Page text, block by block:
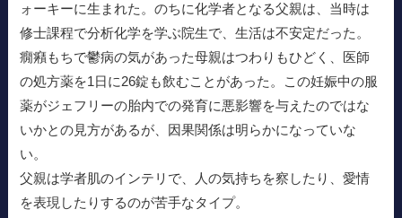
ォーキーに生まれた。のちに化学者となる父親は、当時は
修士課程で分析化学を学ぶ院生で、生活は不安定だった。
癇癪もちで鬱病の気があった母親はつわりもひどく、医師
の処方薬を1日に26錠も飲むことがあった。この妊娠中の服
薬がジェフリーの胎内での発育に悪影響を与えたのではな
いかとの見方があるが、因果関係は明らかになっていな
い。
父親は学者肌のインテリで、人の気持ちを察したり、愛情
を表現したりするのが苦手なタイプ。